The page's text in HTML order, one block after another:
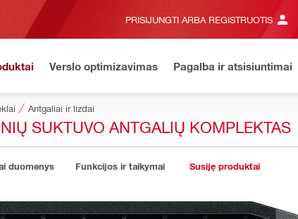
PRISIJUNGTI ARBA REGISTRUOTIS
Verslo optimizavimas Pagalba ir atsisiuntimai
Antgaliai ir lizdai
SUKTUVO ANTGALIŲ KOMPLEKTAS
duomenys Funkcijos ir taikymai Susiję produktai